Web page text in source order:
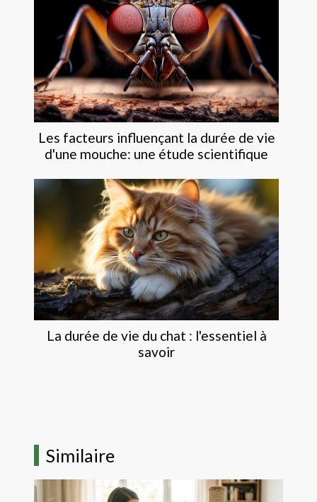
Les facteurs influençant la durée de vie
d'une mouche: une étude scientifique
La durée de vie du chat : l'essentiel à
savoir
Similaire